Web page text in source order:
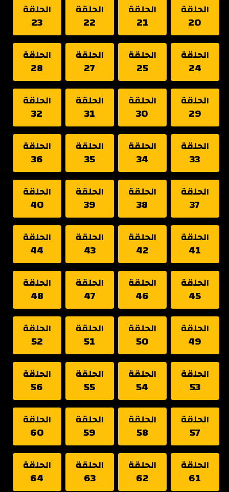
الحلقة
20
الحلقة
21
الحلقة
22
الحلقة
23
الحلقة
24
الحلقة
25
الحلقة
27
الحلقة
28
الحلقة
29
الحلقة
30
الحلقة
31
الحلقة
32
الحلقة
33
الحلقة
34
الحلقة
35
الحلقة
36
الحلقة
37
الحلقة
38
الحلقة
39
الحلقة
40
الحلقة
41
الحلقة
42
الحلقة
43
الحلقة
44
الحلقة
45
الحلقة
46
الحلقة
47
الحلقة
48
الحلقة
49
الحلقة
50
الحلقة
51
الحلقة
52
الحلقة
53
الحلقة
54
الحلقة
55
الحلقة
56
الحلقة
57
الحلقة
58
الحلقة
59
الحلقة
60
الحلقة
61
الحلقة
62
الحلقة
63
الحلقة
64